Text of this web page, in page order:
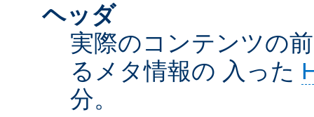
ヘッダ
実際のコンテンツの
るメタ情報の 入った
分。